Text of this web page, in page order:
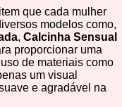
que cada mulher
modelos como,
, Calcinha Sensual
proporcionar uma
de materiais como
um visual
e agradável na